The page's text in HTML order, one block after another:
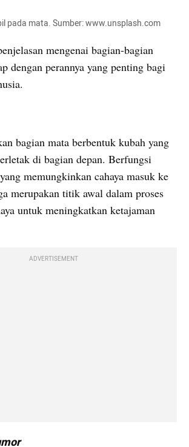
pada mata. Sumber: www.unsplash.com
mengenai bagian-bagian
dengan perannya yang penting bagi
bagian mata berbentuk kubah yang
di bagian depan. Berfungsi
memungkinkan cahaya masuk ke
merupakan titik awal dalam proses
untuk meningkatkan ketajaman
ADVERTISEMENT